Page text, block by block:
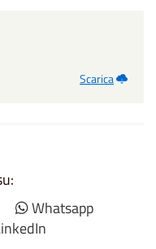
Scarica
Whatsapp